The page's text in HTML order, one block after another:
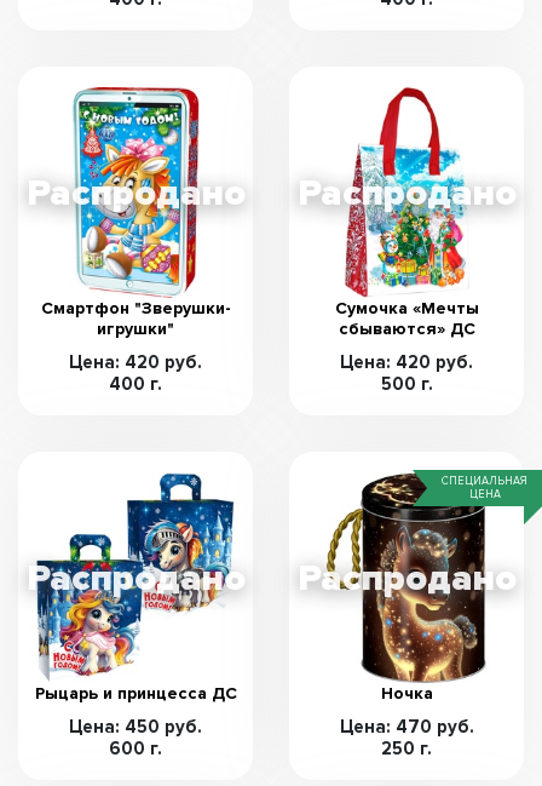
Смартфон "Зверушки-
игрушки"
Цена: 420 руб.
400 г.
Сумочка «Мечты
сбываются» ДС
Цена: 420 руб.
500 г.
Рыцарь и принцесса ДС
Цена: 450 руб.
600 г.
СПЕЦИАЛЬНАЯ
ЦЕНА
Ночка
Цена: 470 руб.
250 г.